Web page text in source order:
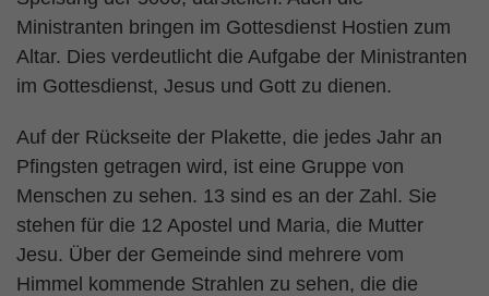
Ministranten bringen im Gottesdienst Hostien zum
Altar. Dies verdeutlicht die Aufgabe der Ministranten
im Gottesdienst, Jesus und Gott zu dienen.
Auf der Rückseite der Plakette, die jedes Jahr an
Pfingsten getragen wird, ist eine Gruppe von
Menschen zu sehen. 13 sind es an der Zahl. Sie
stehen für die 12 Apostel und Maria, die Mutter
Jesu. Über der Gemeinde sind mehrere vom
Himmel kommende Strahlen zu sehen, die die